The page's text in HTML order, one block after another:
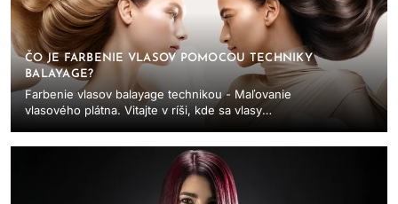
ČO JE FARBENIE VLASOV POMOCOU TECHNIKY
BALAYAGE?
Farbenie vlasov balayage technikou - Maľovanie
vlasového plátna. Vitajte v ríši, kde sa vlasy